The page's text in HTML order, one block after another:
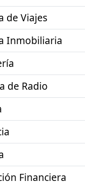
de Viajes
Inmobiliaria
de Radio
Financiera